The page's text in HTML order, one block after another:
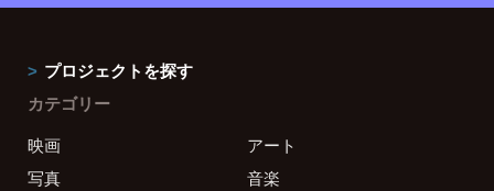
プロジェクトを探す
カテゴリー
映画
アート
写真
音楽